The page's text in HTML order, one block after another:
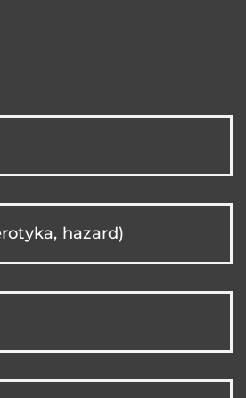
hazard)